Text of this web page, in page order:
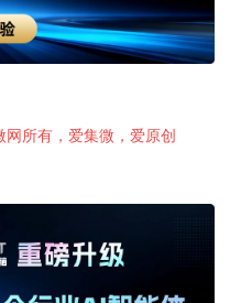
所有，爱集微，爱原创